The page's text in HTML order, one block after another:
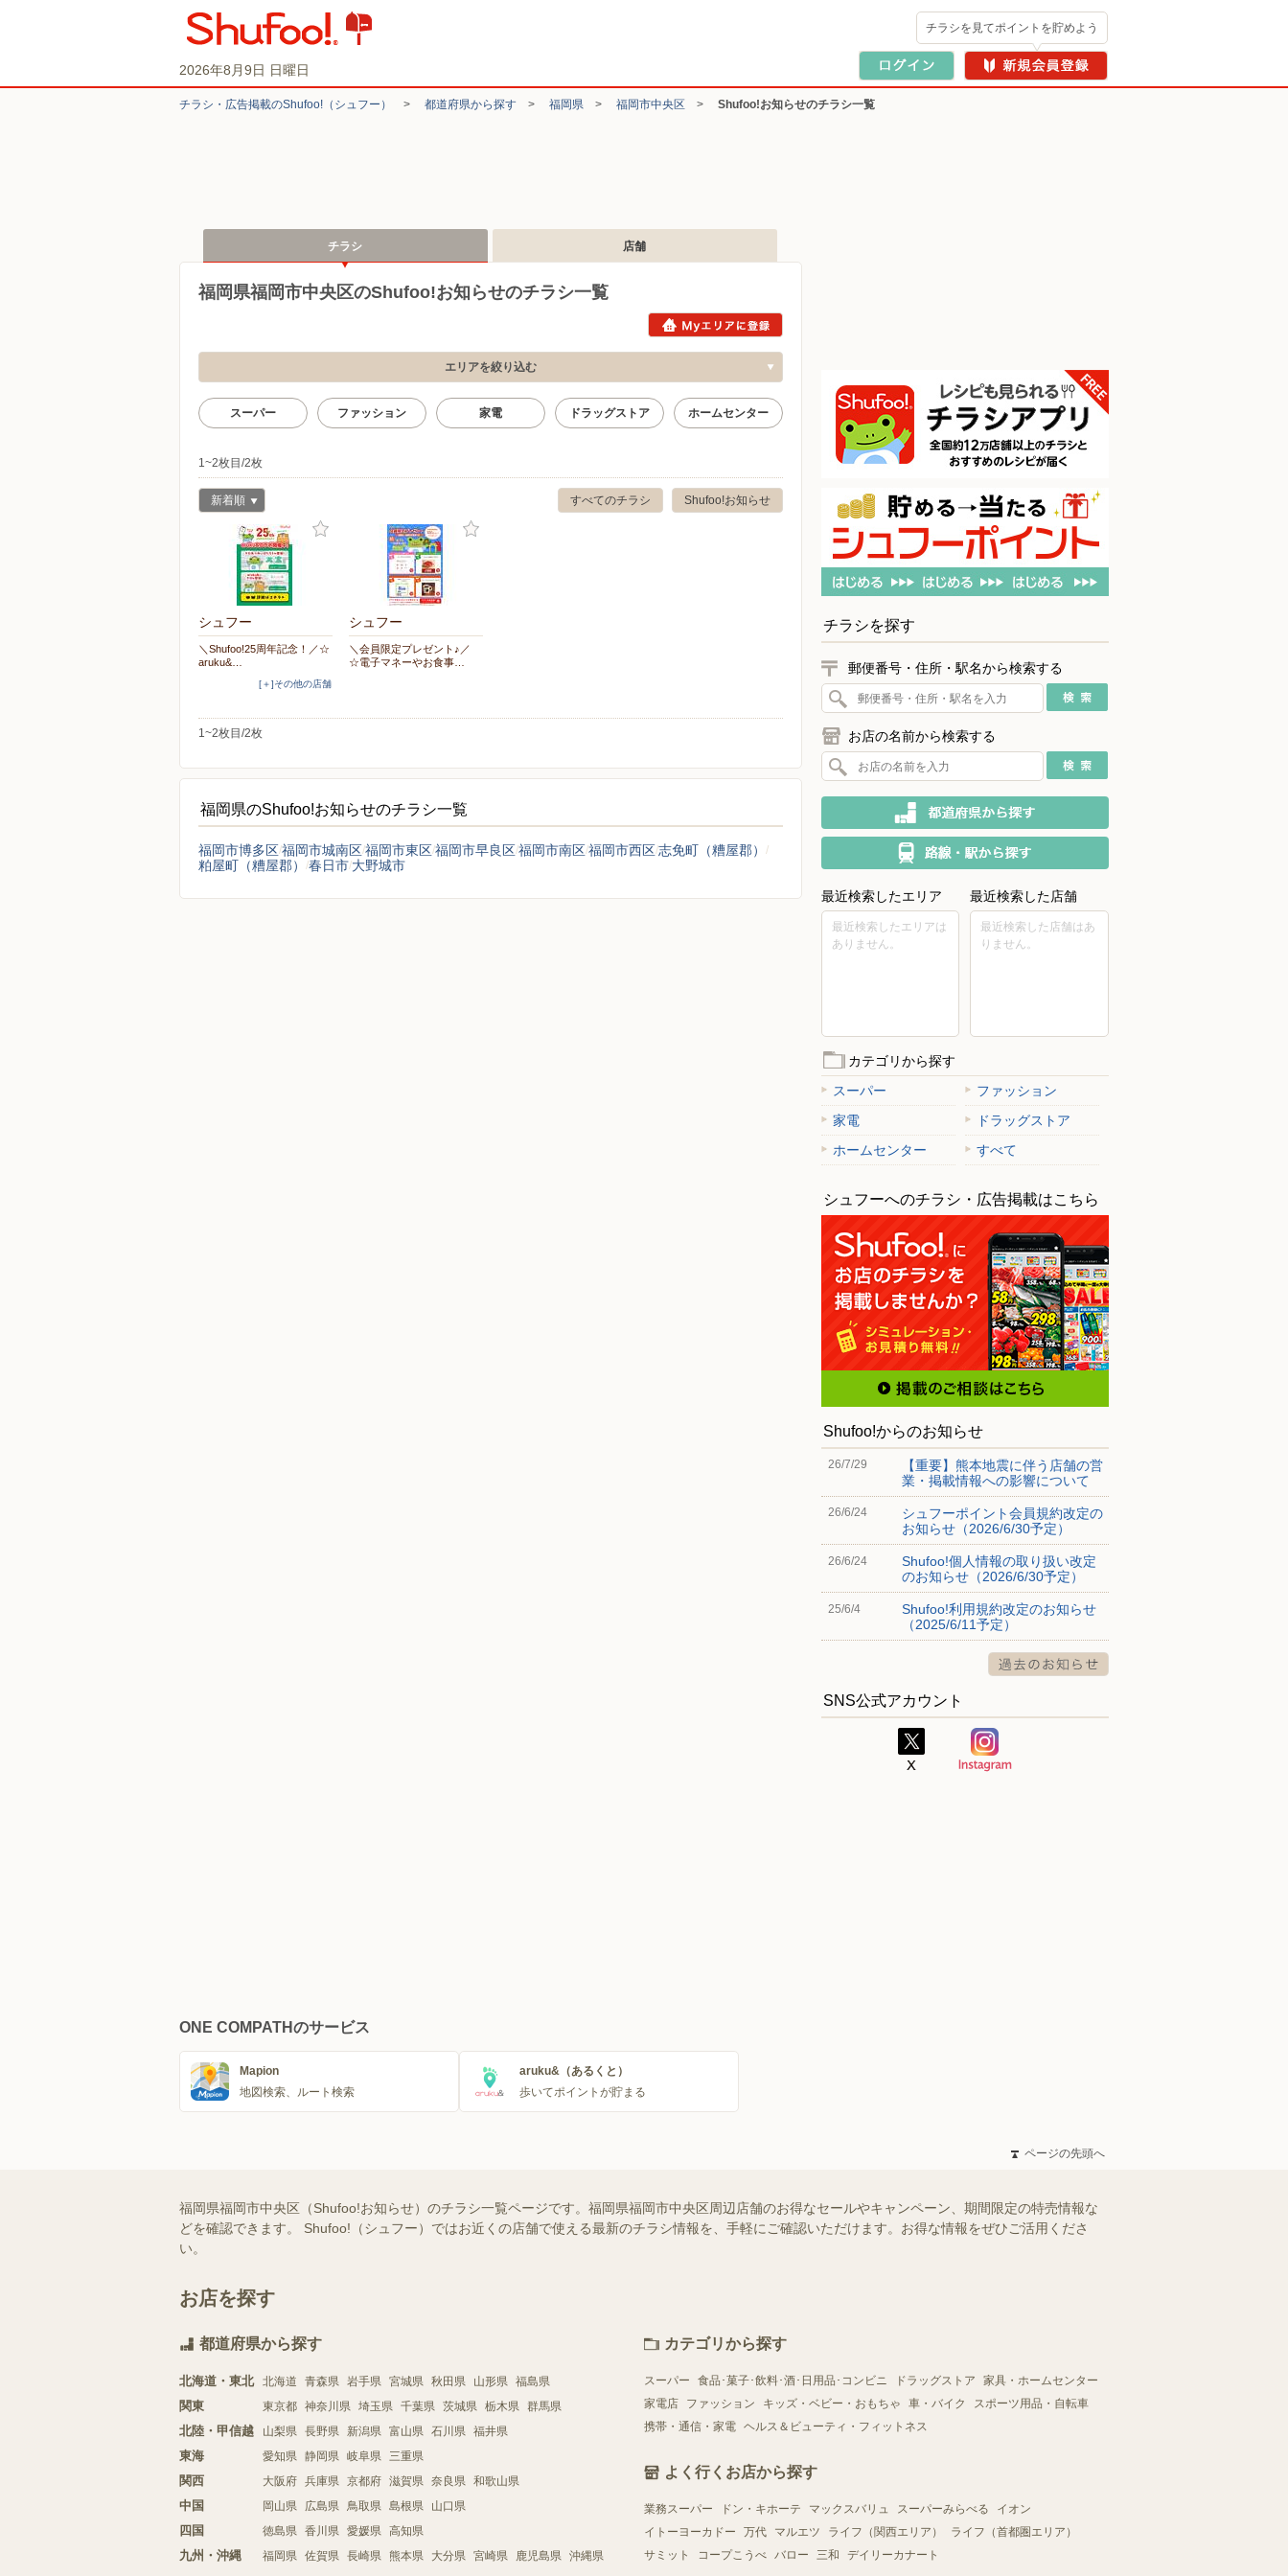
2026年8月9日 日曜日
チラシを見てポイントを貯めよう
チラシ・​広告掲載の​Shufoo!​（シュフー） > 都道府県から探す > 福岡県 > 福岡市中央区 > Shufoo!お知らせのチラシ一覧
チラシ 店舗
福岡県福岡市中央区のShufoo!お知らせのチラシ一覧
エリアを絞り込む
スーパー ファッション 家電 ドラッグストア ホームセンター
1~2枚目/2枚
Shufoo!お知らせ
すべてのチラシ
新着順
シュフー
＼Shufoo!25周年記念！／☆
aruku&…
[＋]その他の店舗
シュフー
＼会員限定プレゼント♪／
☆電子マネーやお食事…
1~2枚目/2枚
福岡県のShufoo!お知らせのチラシ一覧
福岡市博多区福岡市城南区福岡市東区福岡市早良区福岡市南区福岡市西区志免町（糟屋郡）
粕屋町（糟屋郡）
春日市 大野城市
チラシを探す
郵便番号・住所・駅名から検索する
お店の名前から検索する
最近検索したエリア
最近検索したエリアは
ありません。
最近検索した店舗
最近検索した店舗はあ
りません。
カテゴリから探す
スーパー
ファッション
家電
ドラッグストア
ホームセンター
すべて
シュフーへのチラシ・広告掲載はこちら
Shufoo!からのお知らせ
26/7/29
【重要】熊本地震に伴う店舗の営
業・掲載情報への影響について
26/6/24
シュフーポイント会員規約改定の
お知らせ（2026/6/30予定）
26/6/24
Shufoo!個人情報の取り扱い改定
のお知らせ（2026/6/30予定）
25/6/4
Shufoo!利用規約改定のお知らせ
（2025/6/11予定）
SNS公式アカウント
ONE COMPATHのサービス
Mapion
地図検索、ルート検索
aruku&（あるくと）
歩いてポイントが貯まる
ページの先頭へ
福岡県福岡市中央区（Shufoo!お知らせ）のチラシ一覧ページです。福岡県福岡市中央区周辺店舗のお得なセールやキャンペーン、期間限定の特売情報な
どを確認できます。 Shufoo!（シュフー）ではお近くの店舗で使える最新のチラシ情報を、手軽にご確認いただけます。お得な情報をぜひご活用くださ
い。
お店を探す
都道府県から探す
北海道・東北 北海道 青森県 岩手県 宮城県 秋田県 山形県 福島県
関東 東京都 神奈川県 埼玉県 千葉県 茨城県 栃木県 群馬県
北陸・甲信越 山梨県 長野県 新潟県 富山県 石川県 福井県
東海 愛知県 静岡県 岐阜県 三重県
関西 大阪府 兵庫県 京都府 滋賀県 奈良県 和歌山県
中国 岡山県 広島県 鳥取県 島根県 山口県
四国 徳島県 香川県 愛媛県 高知県
九州・沖縄 福岡県 佐賀県 長崎県 熊本県 大分県 宮崎県 鹿児島県 沖縄県
カテゴリから探す
スーパー 食品･菓子･飲料･酒･日用品･コンビニ ドラッグストア
家具・ホームセンター
家電店
ファッション キッズ・ベビー・おもちゃ 車・バイク
スポーツ用品・自転車
携帯・通信・家電 ヘルス＆ビューティ・フィットネス
よく行くお店から探す
業務スーパー ドン・キホーテ マックスバリュ スーパーみらべる
イオン
イトーヨーカドー
万代 マルエツ ライフ（関西エリア）
ライフ（首都圏エリア）
サミット
コープこうべ バロー 三和 デイリーカナート